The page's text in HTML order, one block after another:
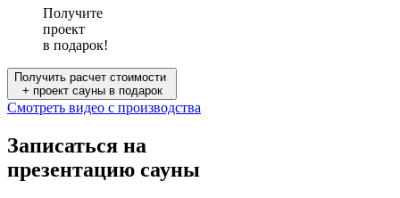
Получите
проект
в подарок!
Получить расчет стоимости
+ проект сауны в подарок
Смотреть видео с производства
Записаться на
презентацию сауны